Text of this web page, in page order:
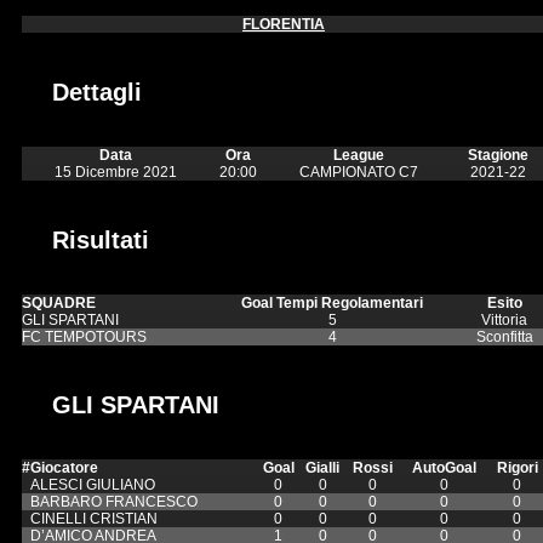
FLORENTIA
Dettagli
Data Ora League
Stagione
15 Dicembre 2021
20:00 CAMPIONATO C7 2021-22
Risultati
SQUADRE Goal Tempi Regolamentari
Esito
GLI SPARTANI
5
Vittoria
FC TEMPOTOURS
4 Sconfitta
GLI SPARTANI
#Giocatore Goal Gialli Rossi AutoGoal
Rigori
ALESCI GIULIANO
0 0 0 0
0
BARBARO FRANCESCO
0 0 0 0
0
CINELLI CRISTIAN
0 0 0 0
0
D’AMICO ANDREA
1 0 0 0 0